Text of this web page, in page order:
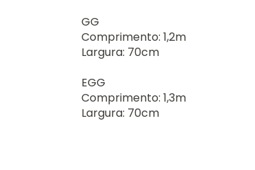
GG
Comprimento: 1,2m
Largura: 70cm
EGG
Comprimento: 1,3m
Largura: 70cm